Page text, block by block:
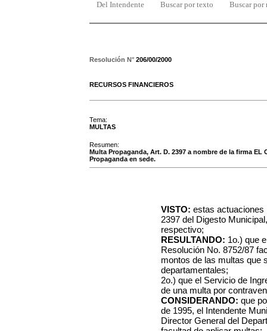
Del Intendente Buscar por texto Buscar por
Resolución N° 206/00/2000
RECURSOS FINANCIEROS
Tema:
MULTAS
Resumen:
Multa Propaganda, Art. D. 2397 a nombre de la firma EL
Propaganda en sede.
VISTO: estas actuaciones
2397 del Digesto
respectivo;
RESULTANDO: 1o.) que
Resolución No. 8752/87
montos de las multas que
departamentales;
2o.) que el Servicio de
de una multa por
CONSIDERANDO: que
de 1995, el Intendente
Director General del